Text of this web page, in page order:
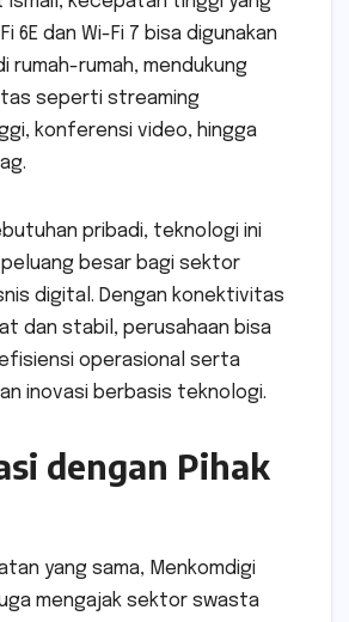
6E dan Wi-Fi 7 bisa digunakan
rumah-rumah, mendukung
seperti streaming
konferensi video, hingga
pribadi, teknologi ini
peluang besar bagi sektor
digital. Dengan konektivitas
dan stabil, perusahaan bisa
operasional serta
inovasi berbasis teknologi.
dengan Pihak
yang sama, Menkomdigi
mengajak sektor swasta